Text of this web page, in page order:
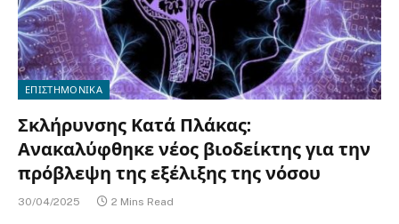
ΕΠΙΣΤΗΜΟΝΙΚΑ
Σκλήρυνσης Κατά Πλάκας:
Ανακαλύφθηκε νέος βιοδείκτης για την
πρόβλεψη της εξέλιξης της νόσου
30/04/2025 2 Mins Read